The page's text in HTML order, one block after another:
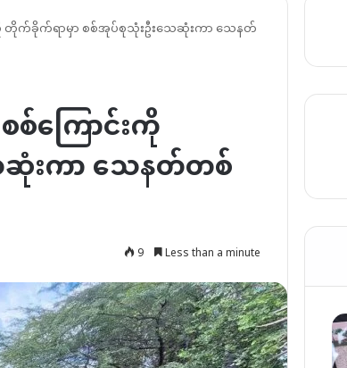
တိုက်ခိုက်ရာမှာ စစ်အုပ်စုသုံးဦးသေဆုံးကာ သေနတ်
စ်ကြောင်းကို
ဆုံးကာ သေနတ်တစ်
9 Less than a minute